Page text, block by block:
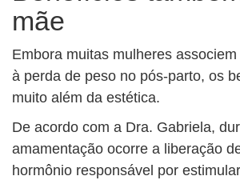
mãe
Embora muitas mulheres
à perda de peso no pós-parto, os
muito além da estética.
De acordo com a Dra. Gabriela,
amamentação ocorre a liberação
hormônio responsável por